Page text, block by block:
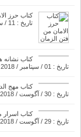
کتاب حرز
تاریخ : 11 / سپتامبر / 2018
کتاب نشانه
تاریخ : 01 / سپتامبر / 2018
کتاب مهج
تاریخ : 30 / آگوست / 2018
کتاب اسرار
تاریخ : 29 / آگوست / 2018